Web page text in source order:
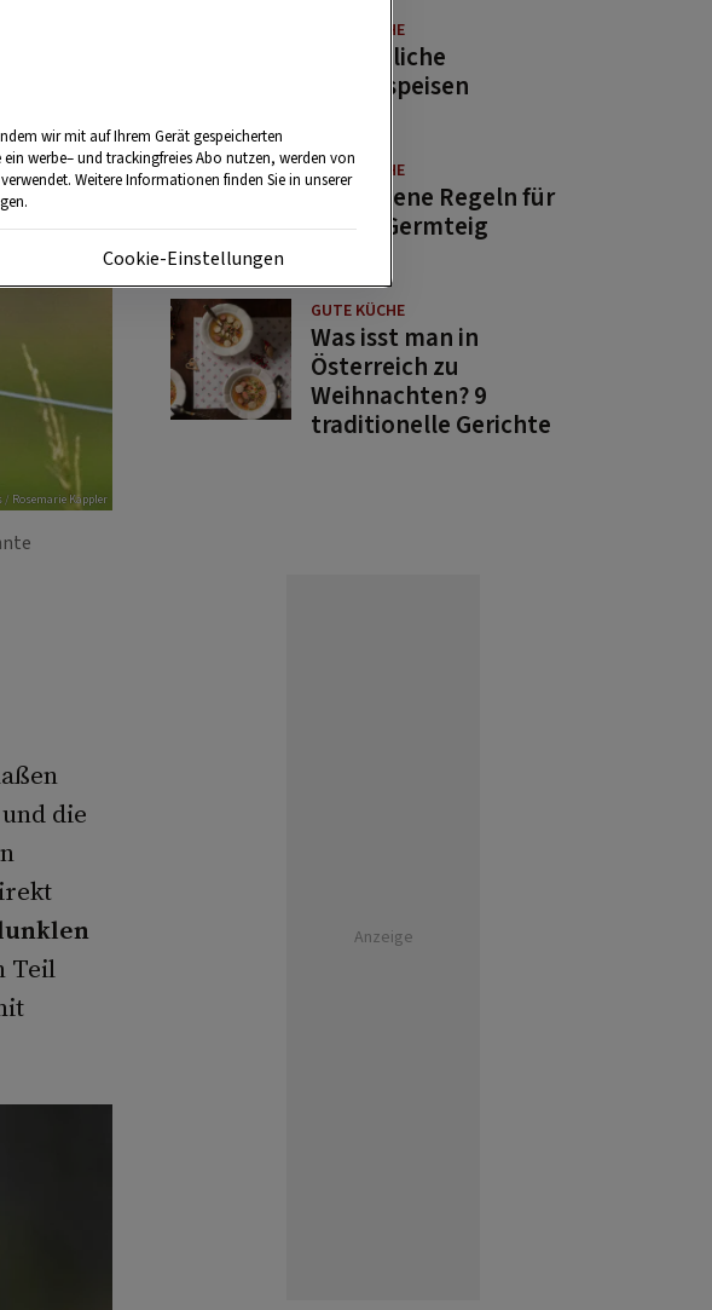
Rosemarie Kappler
und die
Teil
GUTE KÜCHE
11 köstliche
Fastenspeisen
GUTE KÜCHE
10 goldene Regeln für
guten Germteig
GUTE KÜCHE
Was isst man in
Österreich zu
Weihnachten? 9
traditionelle Gerichte
Anzeige
wir mit auf Ihrem Gerät gespeicherten
werbe– und trackingfreies Abo nutzen, werden von
Weitere Informationen finden Sie in unserer
Cookie-Einstellungen